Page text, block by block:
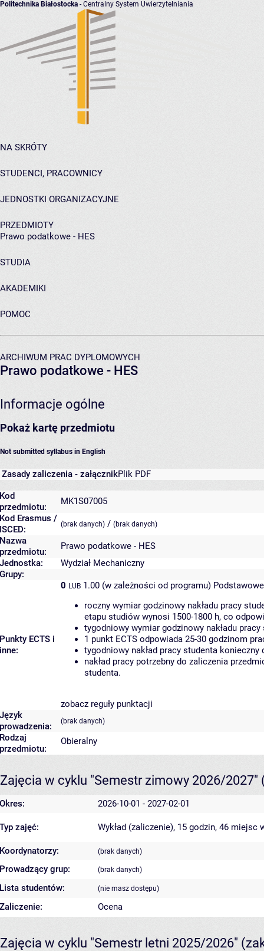
Politechnika Białostocka - Centralny System Uwierzytelniania
NA SKRÓTY
STUDENCI, PRACOWNICY
JEDNOSTKI ORGANIZACYJNE
PRZEDMIOTY
Prawo podatkowe - HES
STUDIA
AKADEMIKI
POMOC
ARCHIWUM PRAC DYPLOMOWYCH
Prawo podatkowe - HES
Informacje ogólne
Pokaż kartę przedmiotu
Not submitted syllabus in English
Zasady zaliczenia - załącznikPlik PDF
Kod
przedmiotu:
MK1S07005
Kod Erasmus /
ISCED:
(brak danych) / (brak danych)
Nazwa
przedmiotu:
Prawo podatkowe - HES
Jednostka:
Wydział Mechaniczny
Grupy:
Punkty ECTS i
inne:
0 LUB 1.00 (w zależności od programu)
roczny wymiar godzinowy nakładu pracy
etapu studiów wynosi 1500-1800 h, co
tygodniowy wymiar godzinowy nakładu
1 punkt ECTS odpowiada 25-30 godzinom
tygodniowy nakład pracy studenta
nakład pracy potrzebny do zaliczenia
studenta.
zobacz reguły punktacji
Język
prowadzenia:
(brak danych)
Rodzaj
przedmiotu:
Obieralny
Zajęcia w cyklu "Semestr zimowy 2026/2027"
Okres: 2026-10-01 - 2027-02-01
Typ zajęć: Wykład (zaliczenie), 15 godzin, 46 miejsc
Koordynatorzy: (brak danych)
Prowadzący grup: (brak danych)
Lista studentów: (nie masz dostępu)
Zaliczenie: Ocena
Zajęcia w cyklu "Semestr letni 2025/2026"